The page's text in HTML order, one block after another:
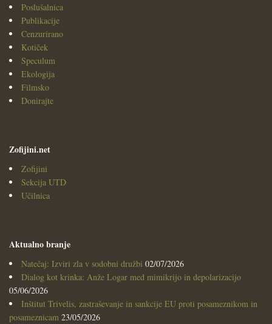
Poslušalnica
Publikacije
Cenzurirano
Kotiček
Speculum
Ekologija
Filmsko
Donirajte
Zofijini.net
Zofijini
Sekcija UTD
Učilnica
Aktualno branje
Natečaj: Izviri zla v sodobni družbi 02/07/2026
Dialog kot krinka: Anže Logar med mimikrijo in depolarizacijo
05/06/2026
Inštitut Trivelis, zastraševanje in sankcije EU proti posameznikom in
posameznicam 23/05/2026